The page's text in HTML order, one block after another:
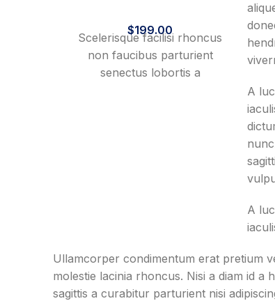
$199.00
Scelerisque facilisi rhoncus
non faucibus parturient
senectus lobortis a
A
A
Ullamcorper condimentum erat pretium
molestie lacinia rhoncus. Nisi a diam id
sagittis a curabitur parturient nisi